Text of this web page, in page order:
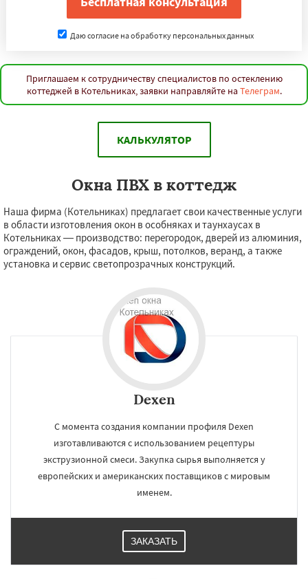
Даю согласие на обработку персональных данных
Приглашаем к сотрудничеству специалистов по остеклению
коттеджей в Котельниках, заявки направляйте на Телеграм.
КАЛЬКУЛЯТОР
Окна ПВХ в коттедж
Наша фирма (Котельниках) предлагает свои качественные услуги
в области изготовления окон в особняках и таунхаусах в
Котельниках — производство: перегородок, дверей из алюминия,
ограждений, окон, фасадов, крыш, потолков, веранд, а также
установка и сервис светопрозрачных конструкций.
Dexen
С момента создания компании профиля Dexen
изготавливаются с использованием рецептуры
экструзионной смеси. Закупка сырья выполняется у
европейских и американских поставщиков с мировым
именем.
ЗАКАЗАТЬ